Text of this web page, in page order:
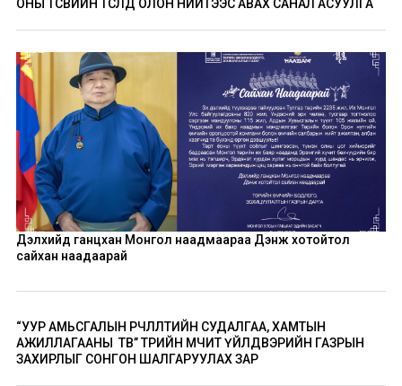
ОНЫ ТӨСВИЙН ТӨСӨЛД ОЛОН НИЙТЭЭС АВАХ САНАЛ АСУУЛГА
Дэлхийд ганцхан Монгол наадмаараа Дэнж хотойтол
сайхан наадаарай
“УУР АМЬСГАЛЫН ӨӨРЧЛӨЛТИЙН СУДАЛГАА, ХАМТЫН
АЖИЛЛАГААНЫ ТӨВ” ТӨРИЙН ӨМЧИТ ҮЙЛДВЭРИЙН ГАЗРЫН
ЗАХИРЛЫГ СОНГОН ШАЛГАРУУЛАХ ЗАР